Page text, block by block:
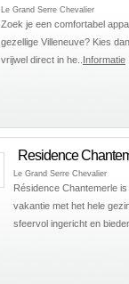
Le Grand Serre Chevalier
Zoek je een comfortabel
gezellige Villeneuve? Kies
vrijwel direct in he.. Informatie
Residence
Le Grand Serre Chevalier
Résidence Chantemerle
vakantie met het hele
sfeervol ingericht en bieden